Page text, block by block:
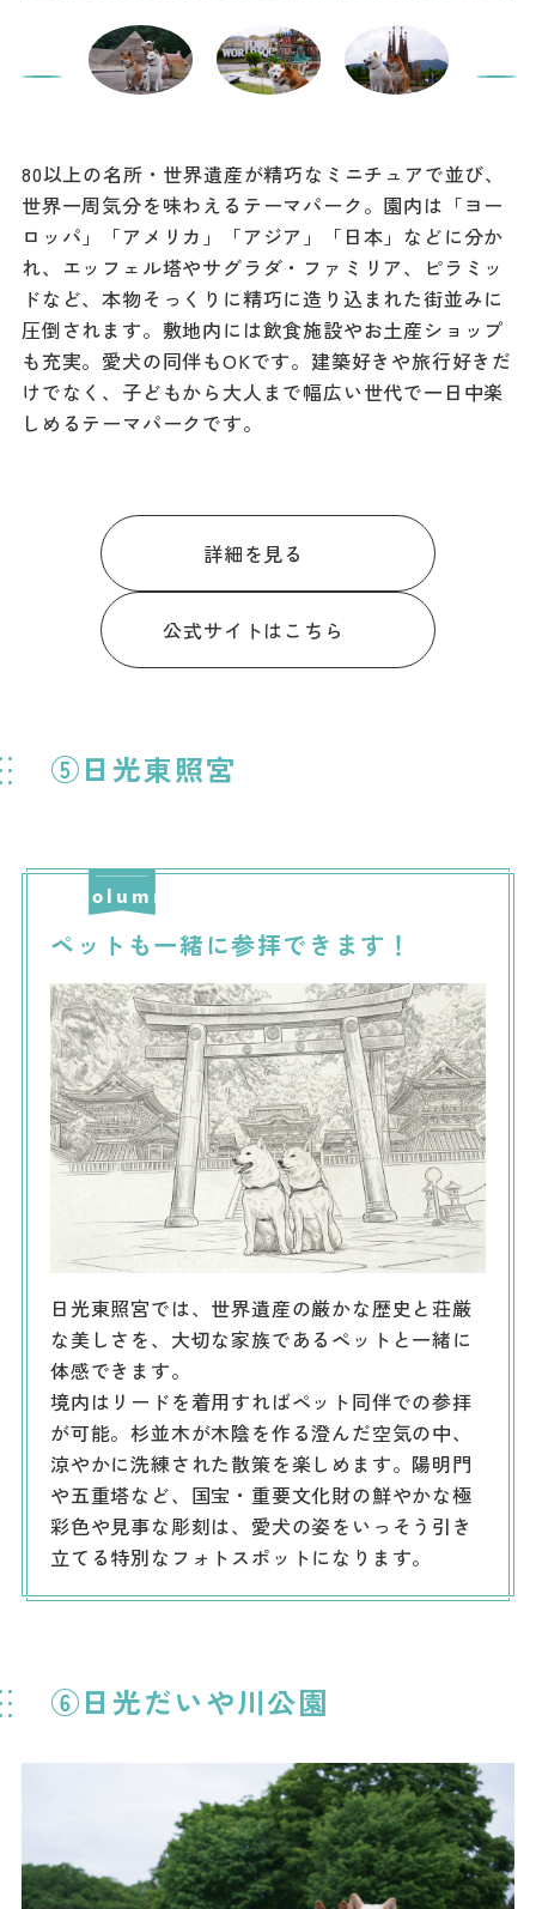
80以上の名所・世界遺産が精巧なミニチュアで並び、
世界一周気分を味わえるテーマパーク。園内は「ヨー
ロッパ」「アメリカ」「アジア」「日本」などに分か
れ、エッフェル塔やサグラダ・ファミリア、ピラミッ
ドなど、本物そっくりに精巧に造り込まれた街並みに
圧倒されます。敷地内には飲食施設やお土産ショップ
も充実。愛犬の同伴もOKです。建築好きや旅行好きだ
けでなく、子どもから大人まで幅広い世代で一日中楽
しめるテーマパークです。
詳細を見る
公式サイトはこちら
⑤日光東照宮
ペットも一緒に参拝できます！
日光東照宮では、世界遺産の厳かな歴史と荘厳
な美しさを、大切な家族であるペットと一緒に
体感できます。
境内はリードを着用すればペット同伴での参拝
が可能。杉並木が木陰を作る澄んだ空気の中、
涼やかに洗練された散策を楽しめます。陽明門
や五重塔など、国宝・重要文化財の鮮やかな極
彩色や見事な彫刻は、愛犬の姿をいっそう引き
立てる特別なフォトスポットになります。
⑥日光だいや川公園